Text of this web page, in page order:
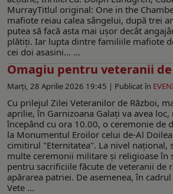
MurrayTitlul original: One in the
mafiote reiau calea sângelui, după trei
putea să facă asta mai ușor decât
plătiți. Iar lupta dintre familiile mafiote
cei doi asasini... ...
Omagiu pentru veteranii
Marți, 28 Aprilie 2026 19:45 | Publicat în
Cu prilejul Zilei Veteranilor de Război,
aprilie, în Garnizoana Galați va avea
începând cu ora 10.00, o ceremonie de
la Monumentul Eroilor celui de-Al
cimitirul "Eternitatea". La nivel național,
multe ceremonii militare și religioase în
pentru sacrificiile făcute de veteranii de
apărarea patriei. De asemenea, în
Vete ...